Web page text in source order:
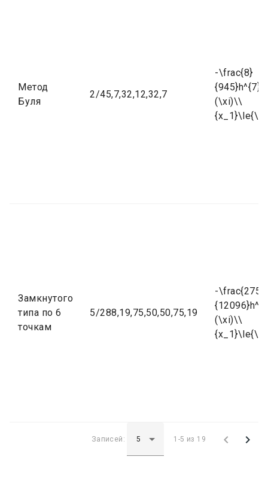
Метод
Буля
2/45,7,32,12,32,7
-\frac{8}
(\xi)\\
Замкнутого
типа по 6
точкам
5/288,19,75,50,50,75,19
-\frac{275}
(\xi)\\
Записей: 1-5 из 19  